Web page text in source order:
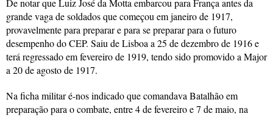
De notar que Luiz José da Motta embarcou para França antes da
grande vaga de soldados que começou em janeiro de 1917,
provavelmente para preparar e para se preparar para o futuro
desempenho do CEP. Saiu de Lisboa a 25 de dezembro de 1916 e
terá regressado em fevereiro de 1919, tendo sido promovido a Major
a 20 de agosto de 1917.
Na ficha militar é-nos indicado que comandava Batalhão em
preparação para o combate, entre 4 de fevereiro e 7 de maio, na